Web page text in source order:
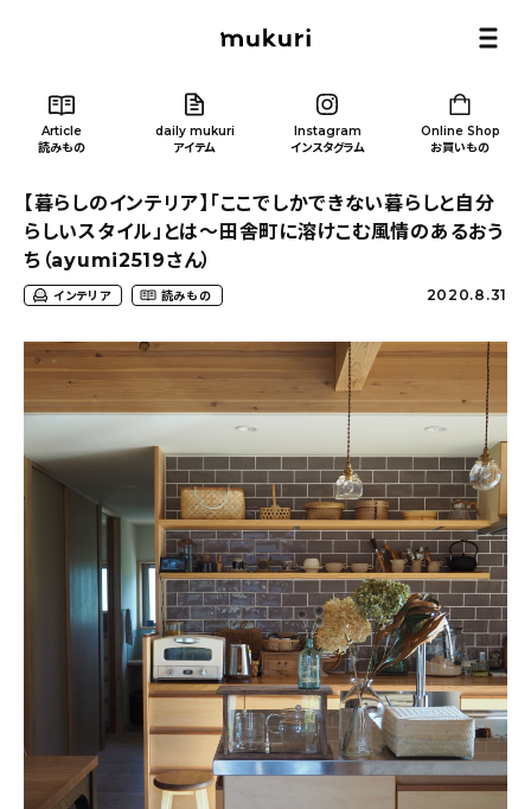
Article
読みもの
daily mukuri
アイテム
Instagram
インスタグラム
Online Shop
お買いもの
カテゴリー一覧
新着記事
おすすめの記事
コラム
キッチン
収納/掃除
【暮らしのインテリア】「ここでしかできない暮らしと自分
らしいスタイル」とは〜田舎町に溶けこむ風情のあるおう
ち（ayumi2519さん）
インテリア 読みもの 2020.8.31